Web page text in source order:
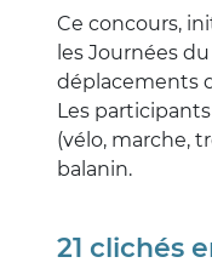
Ce concours,
les Journées
déplacements
Les
(vélo, marche,
balanin.
21 clichés